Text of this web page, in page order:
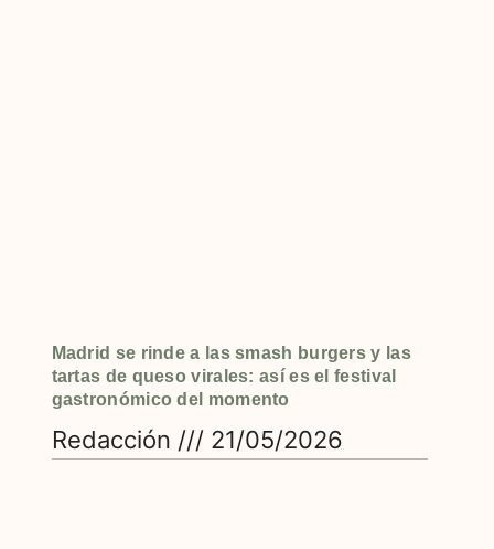
Madrid se rinde a las smash burgers y las
tartas de queso virales: así es el festival
gastronómico del momento
Redacción 21/05/2026